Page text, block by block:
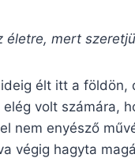
mert
élt itt a
volt számára,
nem enyésző
végig hagyta